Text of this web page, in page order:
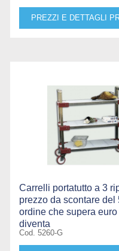
PREZZI E DETTAGLI
Carrelli portatutto a 3
prezzo da scontare del
ordine che supera
diventa
Cod. 5260-G